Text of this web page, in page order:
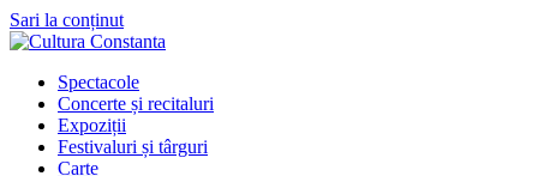
Sari la conținut
Spectacole
Concerte și recitaluri
Expoziții
Festivaluri și târguri
Carte